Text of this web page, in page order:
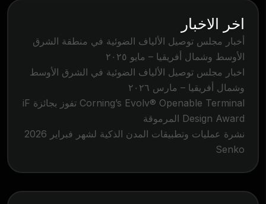
اخر الاخبار
أخبار مجلس توصيل الألياف الضوئية في منطقة الشرق
الأوسط وشمال أفريقيا – مايو ٢٠٢٥
اخبار مجلس توصيل الألياف الضوئية في الشرق الأوسط
وشمال أفريقيا – مارس ٢٠٢٦
Corning’s Evolv® Openable Terminal تفوز بجائزة iF
Design Award المرموقة
نشرة عمليات وتطبيقات المدن الذكية لشهر فبراير 2026
Senko